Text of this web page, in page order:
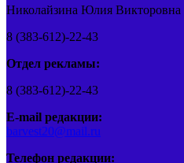
Николайзина Юлия Викторовна
8 (383-612)-22-43
Отдел рекламы:
8 (383-612)-22-43
E-mail редакции:
barvest20@mail.ru
Телефон редакции: